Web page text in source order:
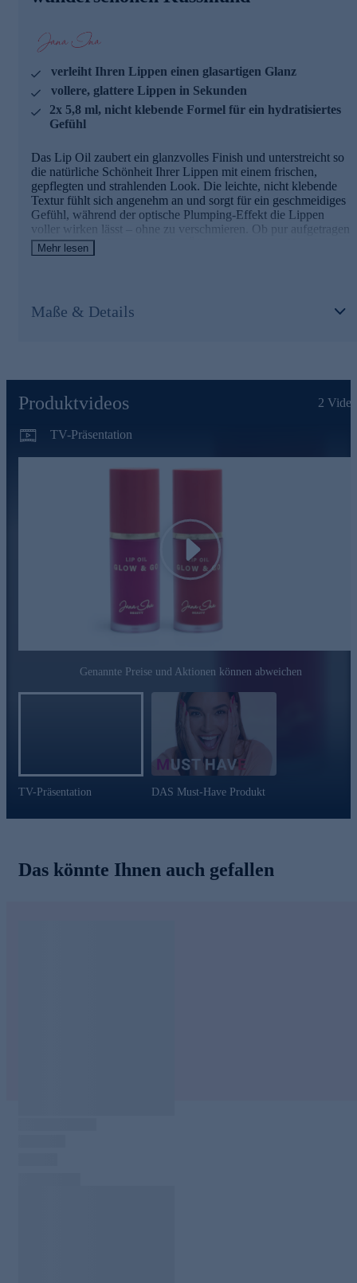
Squalan ist ein stark feuchtigkeitsspendender Inhaltsstoff,
der kann den Wasserverlust vorbeugen und damit die
Geschmeidigkeit und Elastizität der Haut erhalten.
Himbeerkernöl spendet zusätzliche Feuchtigkeit, und
kann zu einem spürbar weicheren und sichtbar strafferen
Hautbild beitragen. Es ist ein natürlicher UVA/UVB-
Für satten Glanz und spürbare Pflege. Jetzt bequem
online bestellen.
verleiht Ihren Lippen einen glasartigen Glanz
vollere, glattere Lippen in Sekunden
2x 5,8 ml, nicht klebende Formel für ein hydratisiertes
Gefühl
Das Lip Oil zaubert ein glanzvolles Finish und unterstreicht so
die natürliche Schönheit Ihrer Lippen mit einem frischen,
gepflegten und strahlenden Look. Die leichte, nicht klebende
Textur fühlt sich angenehm an und sorgt für ein geschmeidiges
Gefühl, während der optische Plumping-Effekt die Lippen
voller wirken lässt – ohne zu verschmieren. Ob pur aufgetragen
oder über dem Lippenstift, das Öl hinterlässt einen Hauch
Farbe und vor allem einen intensiven Glow. Ein
Die Hauptinhaltsstoffe und ihre Wirkweisen
der kann den Wasserverlust vorbeugen und damit die
zu einem spürbar weicheren und sichtbar strafferen
Für satten Glanz und spürbare Pflege. Jetzt bequem online
Mehr lesen
Maße & Details
Produktvideos 2
TV-Präsentation
Play
Genannte Preise und Aktionen können abweichen
TV-Präsentation DAS Must-Have Produkt
Das könnte Ihnen auch gefallen